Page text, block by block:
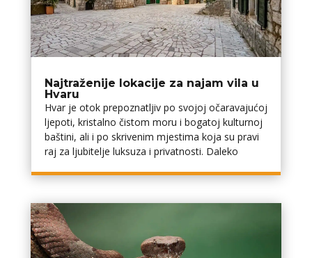
Najtraženije lokacije za najam vila u
Hvaru
Hvar je otok prepoznatljiv po svojoj očaravajućoj
ljepoti, kristalno čistom moru i bogatoj kulturnoj
baštini, ali i po skrivenim mjestima koja su pravi
raj za ljubitelje luksuza i privatnosti. Daleko